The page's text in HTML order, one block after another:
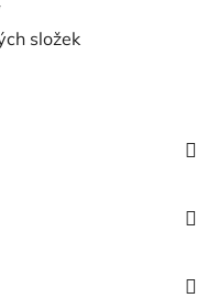
složek